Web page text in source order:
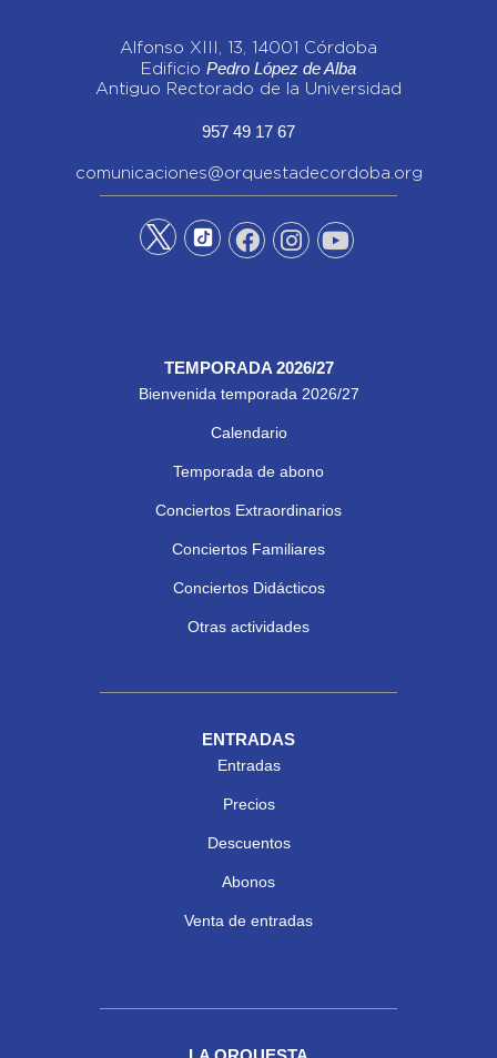
Alfonso XIII, 13, 14001 Córdoba
Edificio Pedro López de Alba
Antiguo Rectorado de la Universidad
957 49 17 67
comunicaciones@orquestadecordoba.org
TEMPORADA 2026/27
Bienvenida temporada 2026/27
Calendario
Temporada de abono
Conciertos Extraordinarios
Conciertos Familiares
Conciertos Didácticos
Otras actividades
ENTRADAS
Entradas
Precios
Descuentos
Abonos
Venta de entradas